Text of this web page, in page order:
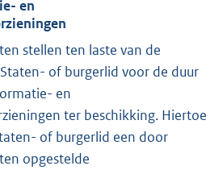
en
stellen ten laste van de
of burgerlid voor de duur
en
ter beschikking. Hiertoe
of burgerlid een door
opgestelde